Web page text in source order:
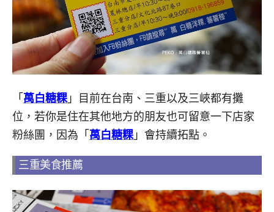
「 萬白糖粿 」目前在台南、三重以及三峽都有攤
位，若你是住在其他地方的朋友也可留意一下店家
粉絲團，因為「 萬白糖粿 」會持續拓點。
三重美食推薦